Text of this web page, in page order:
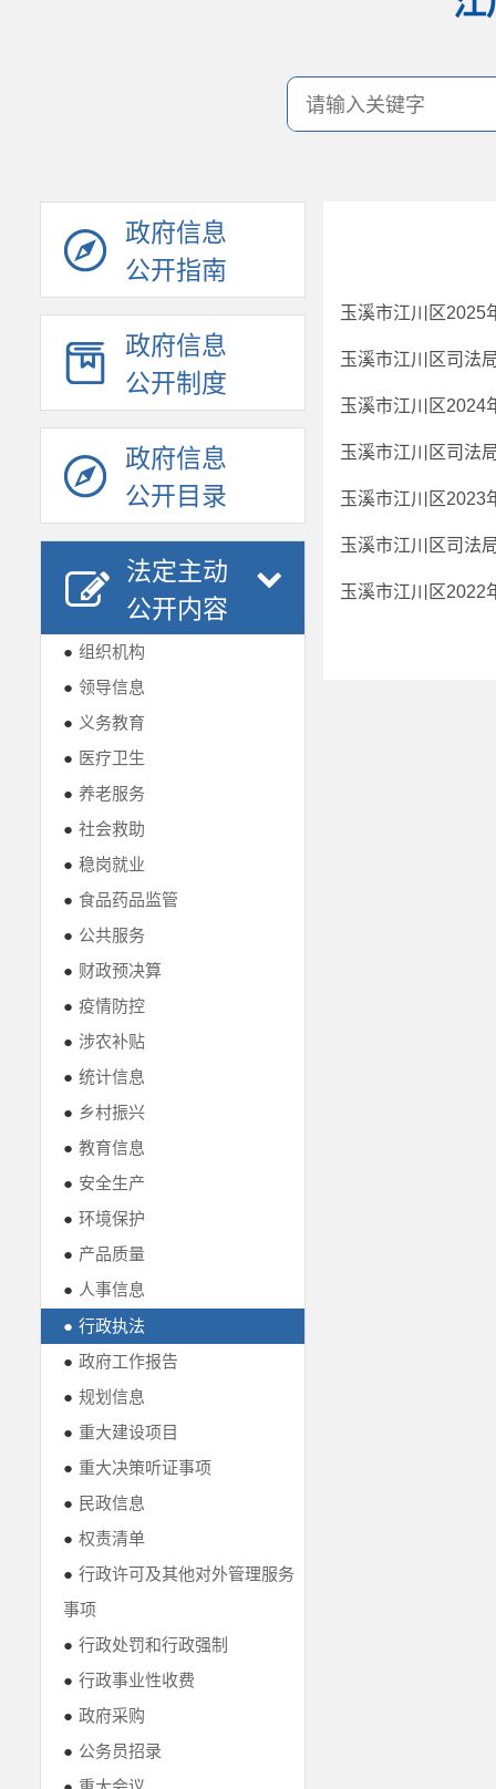
政府信息
公开指南
政府信息
公开制度
政府信息
公开目录
法定主动
公开内容
● 组织机构
● 领导信息
● 义务教育
● 医疗卫生
● 养老服务
● 社会救助
● 稳岗就业
● 食品药品监管
● 公共服务
● 财政预决算
● 疫情防控
● 涉农补贴
● 统计信息
● 乡村振兴
● 教育信息
● 安全生产
● 环境保护
● 产品质量
● 人事信息
● 行政执法
● 政府工作报告
● 规划信息
● 重大建设项目
● 重大决策听证事项
● 民政信息
● 权责清单
● 行政许可及其他对外管理服务
事项
● 行政处罚和行政强制
● 行政事业性收费
● 政府采购
● 公务员招录
玉溪市江川区2025
玉溪市江川区司法
玉溪市江川区2024
玉溪市江川区司法
玉溪市江川区2023
玉溪市江川区2022